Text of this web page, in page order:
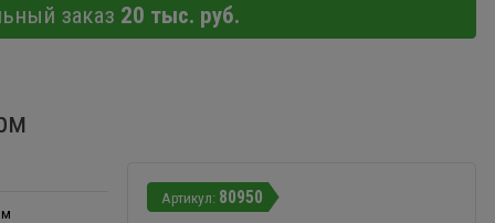
заказ 20 тыс. руб.
80950